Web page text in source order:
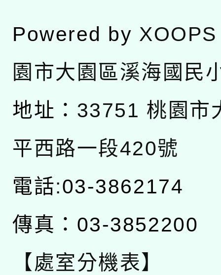
Powered by XOOPS
園市大園區溪海國民
地址： 33751 桃園市
平西路一段420號
電話:03-3862174
傳真：03-3852200
【處室分機表】